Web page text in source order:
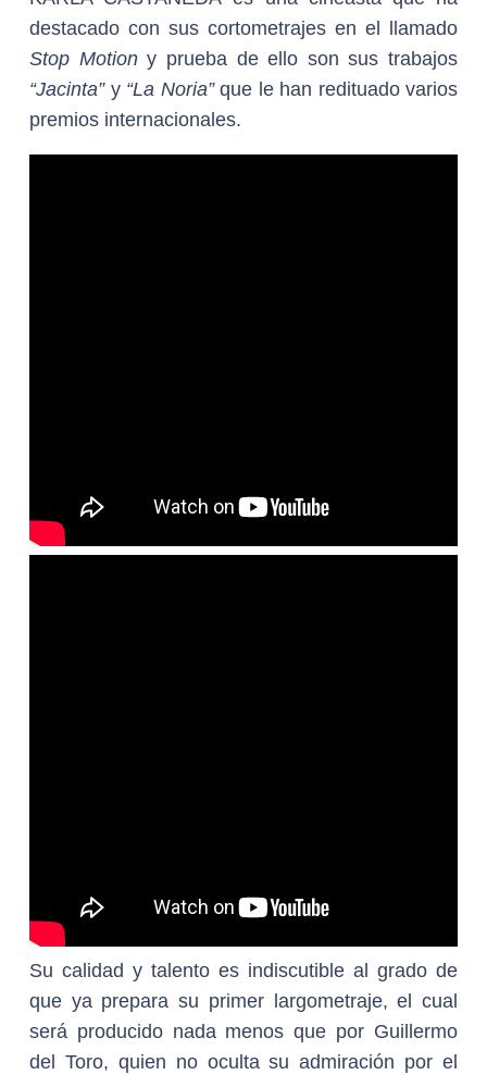
destacado con sus cortometrajes en el llamado
Stop Motiony prueba de ello son sus trabajos
“Jacinta”y “La Noria”que le han redituado varios
premios internacionales.
Su calidad y talento es indiscutible al grado de
que ya prepara su primer largometraje, el cual
será producido nada menos que por Guillermo
del Toro, quien no oculta su admiración por el